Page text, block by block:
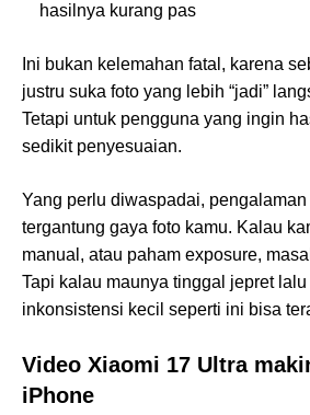
hasilnya kurang pas
Ini bukan kelemahan fatal, karena
justru suka foto yang lebih “jadi”
Tetapi untuk pengguna yang ingin
sedikit penyesuaian.
Yang perlu diwaspadai,
tergantung gaya foto kamu. Kalau
manual, atau paham exposure,
Tapi kalau maunya tinggal jepret
inkonsistensi kecil seperti ini bisa
Video Xiaomi 17 Ultra
iPhone